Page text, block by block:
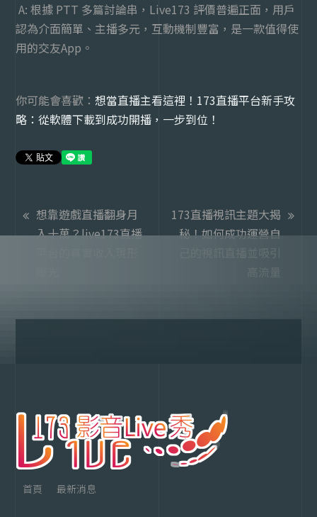
A:根據 PTT 多篇討論串， Live173 評價普遍正面，用戶
認為介面簡單、主播多元，互動機制豐富，是一款值得使
用的交友App 。
你可能會喜歡：想當直播主看這裡！173直播平台新手攻
略：從軟體下載到成功開播，一步到位！
想靠遊戲直播翻身月
入十萬？live173直播
173直播視訊主題大揭
秘！如何成功運營自
首頁 最新消息